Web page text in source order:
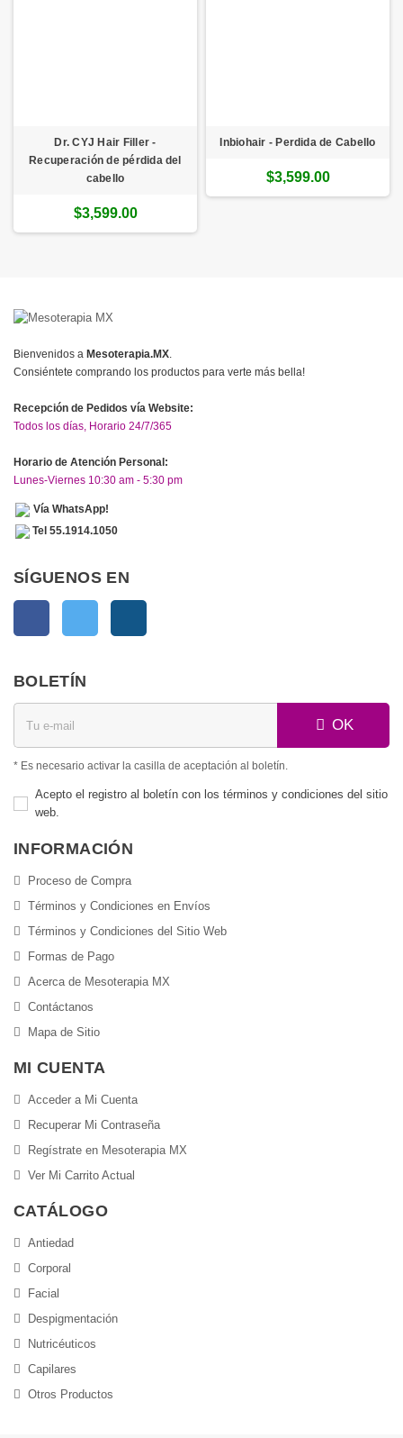
Dr. CYJ Hair Filler -
Recuperación de pérdida del
cabello
$3,599.00
Inbiohair - Perdida de Cabello
$3,599.00
Bienvenidos a Mesoterapia.MX.
Consiéntete comprando los productos para verte más bella!
Recepción de Pedidos vía Website:
Todos los días, Horario 24/7/365
Horario de Atención Personal:
Lunes-Viernes 10:30 am - 5:30 pm
Vía WhatsApp!
Tel 55.1914.1050
SÍGUENOS EN
BOLETÍN
OK
* Es necesario activar la casilla de aceptación al boletín.
Acepto el registro al boletín con los términos y condiciones del sitio
web.
INFORMACIÓN
Proceso de Compra
Términos y Condiciones en Envíos
Términos y Condiciones del Sitio Web
Formas de Pago
Acerca de Mesoterapia MX
Contáctanos
Mapa de Sitio
MI CUENTA
Acceder a Mi Cuenta
Recuperar Mi Contraseña
Regístrate en Mesoterapia MX
Ver Mi Carrito Actual
CATÁLOGO
Antiedad
Corporal
Facial
Despigmentación
Nutricéuticos
Capilares
Otros Productos